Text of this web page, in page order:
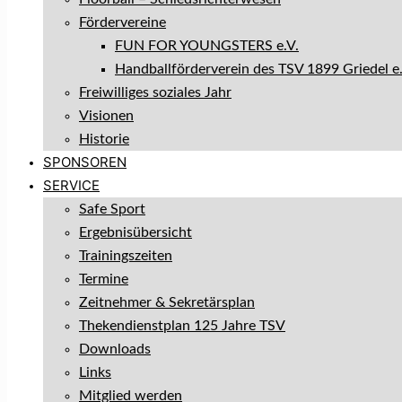
Fördervereine
FUN FOR YOUNGSTERS e.V.
Handballförderverein des TSV 1899 Griedel
Freiwilliges soziales Jahr
Visionen
Historie
SPONSOREN
SERVICE
Safe Sport
Ergebnisübersicht
Trainingszeiten
Termine
Zeitnehmer & Sekretärsplan
Thekendienstplan 125 Jahre TSV
Downloads
Links
Mitglied werden